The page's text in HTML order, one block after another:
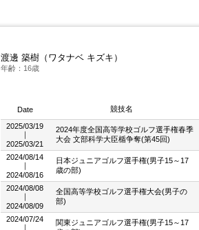
渡邊 築樹（ワタナベ キズキ）
年齢：16歳
Date 競技名
2025/03/19
｜
2025/03/21
2024年度全国高等学校ゴルフ選手権春季
大会 文部科学大臣楯争奪(第45回)
2024/08/14
｜
2024/08/16
日本ジュニアゴルフ選手権(男子15～17
歳の部)
2024/08/08
｜
2024/08/09
全国高等学校ゴルフ選手権大会(男子の
部)
2024/07/24
｜
関東ジュニアゴルフ選手権(男子15～17